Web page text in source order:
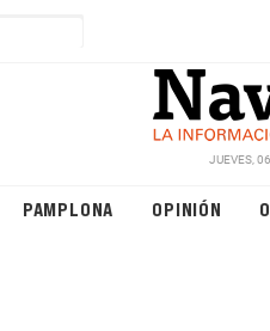
JUEVES,
PAMPLONA OPINIÓN